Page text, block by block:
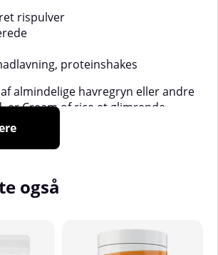
rispulver
proteinshakes
almindelige havregryn eller andre
er Cream of rice et glimrende
er en instantiseret rispulver, der
muligt. Alt hvad du behøver at
Cream of rice kan også bruges i
naturligt glutenfri og er derfor et
for personer, der er følsomme
også